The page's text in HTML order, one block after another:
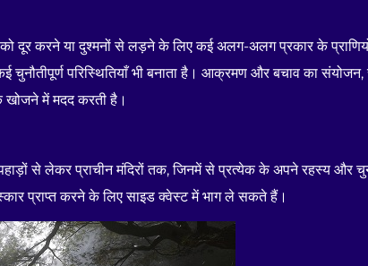
दूर करने या दुश्मनों से लड़ने के लिए कई अलग-अलग प्रकार के
परिस्थितियाँ भी बनाता है। आक्रमण और बचाव का संयोजन,
खोजने में मदद करती है।
से लेकर प्राचीन मंदिरों तक, जिनमें से प्रत्येक के अपने रहस्य और
प्राप्त करने के लिए साइड क्वेस्ट में भाग ले सकते हैं।